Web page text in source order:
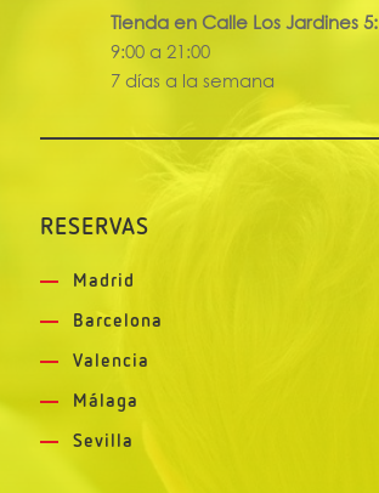
Tienda en Calle Los Jardines 5:
9:00 a 21:00
7 días a la semana
RESERVAS
Madrid
Barcelona
Valencia
Málaga
Sevilla